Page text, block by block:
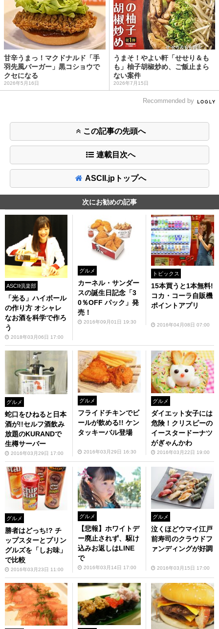
甘辛うまっ！マクドナルド「手
羽先風バーガー」黒コショウで
クセになる
2026年5月16日
うまそ！やよい軒「せせり＆も
も」柚子胡椒炒め、ご飯止まら
ない案件
2026年7月15日
Recommended by
この記事の先頭へ
連載目次へ
ASCII.jpトップへ
次にお勧めの記事
ASCII倶楽部
「光る」ハイボール
の作り方 オシャレ
なお酒を科学で作ろ
う
2018年03月06日 17:00
グルメ
カーネル・サンダー
スの誕生日記念「3
0％OFF パック」発
売！
2016年09月01日 19:30
トピックス
15本買うと1本無料!
コカ・コーラ自販機
ポイントアプリ
2016年04月08日 07:00
グルメ
蛇口をひねると日本
酒が!!セルフ酒飲み
放題のKURANDで
生樽サーバー
2016年03月29日 17:00
グルメ
フライドチキンでビ
ールが飲める!! ケン
タッキーバル登場
2016年03月29日 16:30
グルメ
ダイエット女子には
危険！クリスピーの
イースタードーナツ
がぎゃんかわ
2016年03月22日 19:00
グルメ
勝者はどっち!? チ
ップスターとプリン
グルズを「しお味」
で比較
2016年03月23日 11:00
グルメ
【悲報】ホワイトデ
ー廃止されず、駆け
込みお返しはLINE
で
2016年03月14日 17:00
グルメ
泣くほどウマイ江戸
前寿司のクラウドフ
ァンディングが好調
2016年03月15日 17:00